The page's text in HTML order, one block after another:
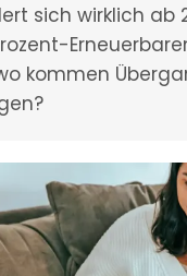
sich wirklich ab
kommen